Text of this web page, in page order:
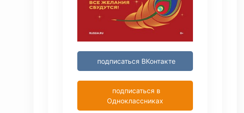
подписаться ВКонтакте
подписаться в
Одноклассниках